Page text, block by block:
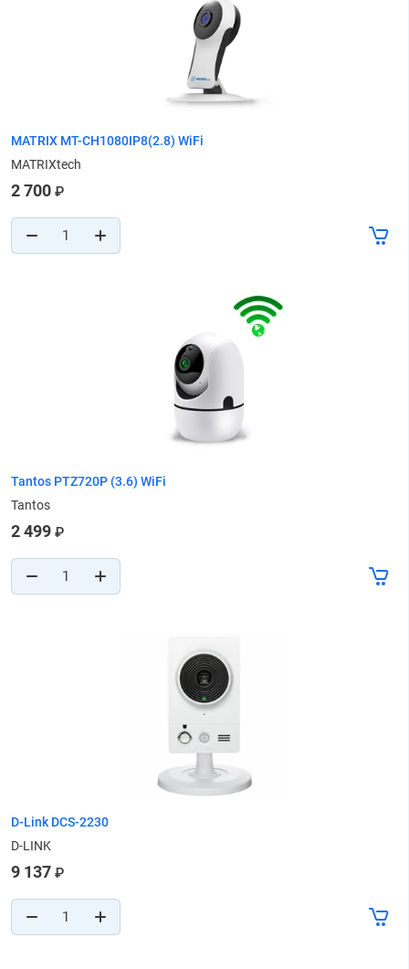
MATRIX MT-CH1080IP8(2.8) WiFi
MATRIXtech
2 700 ₽
Tantos PTZ720P (3.6) WiFi
Tantos
2 499 ₽
D-Link DCS-2230
D-LINK
9 137 ₽